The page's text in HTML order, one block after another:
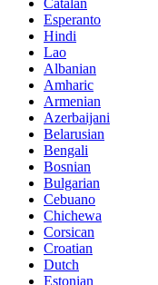
Esperanto
Hindi
Lao
Albanian
Amharic
Armenian
Azerbaijani
Belarusian
Bengali
Bosnian
Bulgarian
Cebuano
Chichewa
Corsican
Croatian
Dutch
Estonian